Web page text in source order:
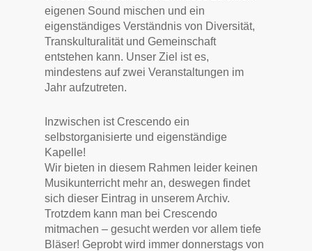
eigenen Sound mischen und ein
eigenständiges Verständnis von Diversität,
Transkulturalität und Gemeinschaft
entstehen kann. Unser Ziel ist es,
mindestens auf zwei Veranstaltungen im
Jahr aufzutreten.
Inzwischen ist Crescendo ein
selbstorganisierte und eigenständige
Kapelle!
Wir bieten in diesem Rahmen leider keinen
Musikunterricht mehr an, deswegen findet
sich dieser Eintrag in unserem Archiv.
Trotzdem kann man bei Crescendo
mitmachen – gesucht werden vor allem tiefe
Bläser! Geprobt wird immer donnerstags von